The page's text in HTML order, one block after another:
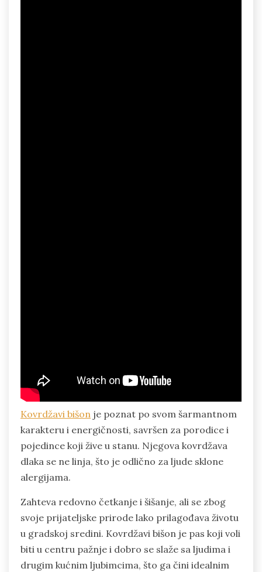
Kovrdžavi bišon je poznat po svom šarmantnom
karakteru i energičnosti, savršen za porodice i
pojedince koji žive u stanu. Njegova kovrdžava
dlaka se ne linja, što je odlično za ljude sklone
alergijama.
Zahteva redovno četkanje i šišanje, ali se zbog
svoje prijateljske prirode lako prilagođava životu
u gradskoj sredini. Kovrdžavi bišon je pas koji voli
biti u centru pažnje i dobro se slaže sa ljudima i
drugim kućnim ljubimcima, što ga čini idealnim